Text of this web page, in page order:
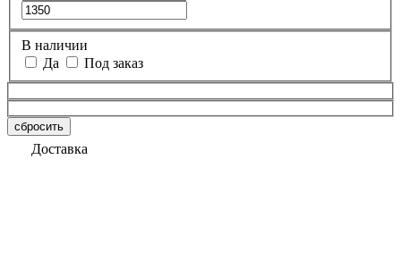
В наличии
Да
Под заказ
сбросить
Доставка